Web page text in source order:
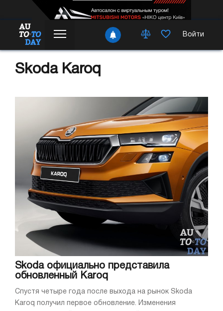
Войти
Skoda Karoq
Skoda официально представила
обновленный Karoq
Спустя четыре года после выхода на рынок Skoda
Karoq получил первое обновление. Изменения